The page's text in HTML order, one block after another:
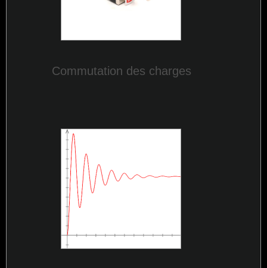
Commutation des charges